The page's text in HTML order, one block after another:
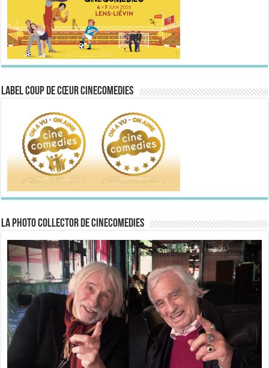
Label Coup de Cœur CineComedies
La Photo collector de CineComedies